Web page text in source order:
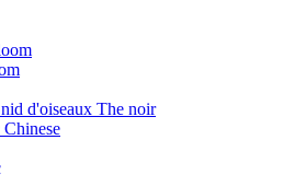
d'oiseaux The noir